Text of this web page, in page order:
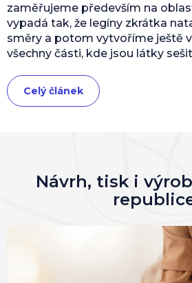
zaměřujeme především na
vypadá tak, že legíny zkrátka
směry a potom vytvoříme ještě
všechny části, kde jsou látky
Celý článek
Návrh, tisk i